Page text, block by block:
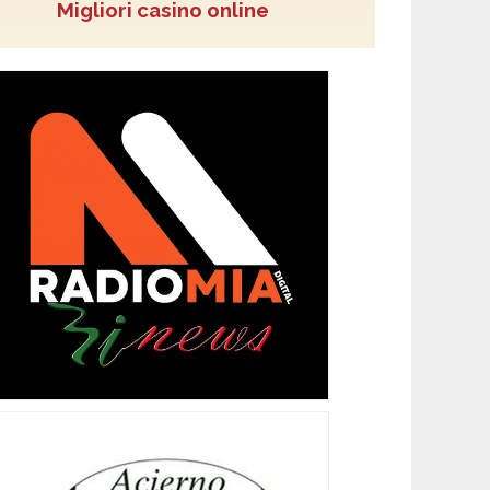
Migliori casino online